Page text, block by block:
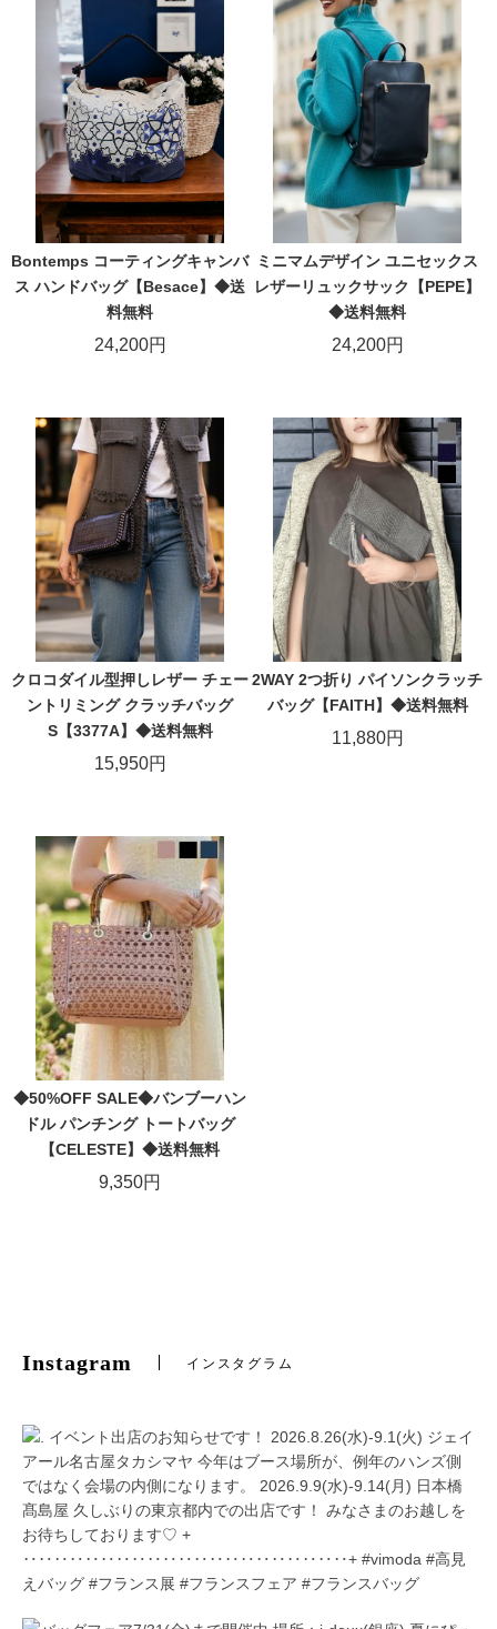
Bontemps コーティングキャンバ
ス ハンドバッグ【Besace】◆送
料無料
24,200円
ミニマムデザイン ユニセックス
レザーリュックサック【PEPE】
◆送料無料
24,200円
クロコダイル型押しレザー チェー
ントリミング クラッチバッグ
S【3377A】◆送料無料
15,950円
2WAY 2つ折り パイソンクラッチ
バッグ【FAITH】◆送料無料
11,880円
◆50%OFF SALE◆バンブーハン
ドル パンチング トートバッグ
【CELESTE】◆送料無料
9,350円
Instagram インスタグラム